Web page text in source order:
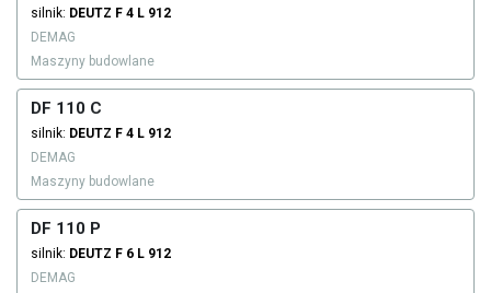
silnik: DEUTZ F 4 L 912
DEMAG
Maszyny budowlane
DF 110 C
silnik: DEUTZ F 4 L 912
DEMAG
Maszyny budowlane
DF 110 P
silnik: DEUTZ F 6 L 912
DEMAG